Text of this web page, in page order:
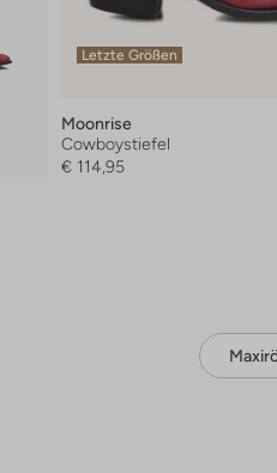
Letzte Größen
Moonrise
Cowboystiefel
€ 114,95